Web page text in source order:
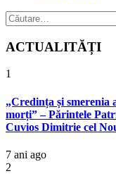
Caută
după:
ACTUALITĂȚI
1
„Credința și smerenia
morți” – Părintele
Cuvios Dimitrie cel
7 ani ago
2